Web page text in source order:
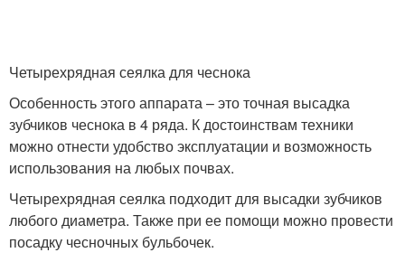
Четырехрядная сеялка для чеснока
Особенность этого аппарата – это точная высадка
зубчиков чеснока в 4 ряда. К достоинствам техники
можно отнести удобство эксплуатации и возможность
использования на любых почвах.
Четырехрядная сеялка подходит для высадки зубчиков
любого диаметра. Также при ее помощи можно провести
посадку чесночных бульбочек.